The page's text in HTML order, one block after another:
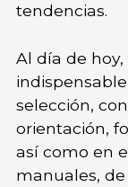
tendencias.
Al día de
selección,
orientación,
así como en
manuales,